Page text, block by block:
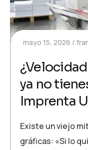
mayo 15, 2026
ya no
Imprenta
Existe un viejo
gráficas: «Si lo